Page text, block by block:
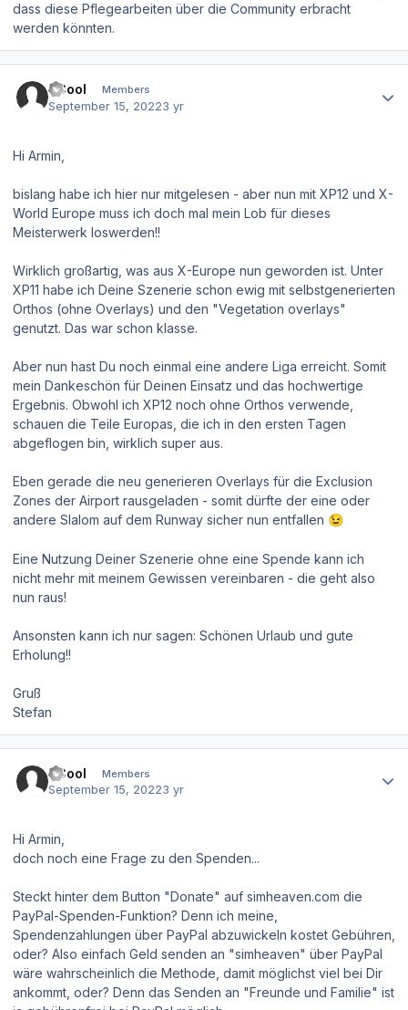
dass diese Pflegearbeiten über die Community erbracht
werden könnten.
JCool Members
September 15, 20223 yr
Hi Armin,
bislang habe ich hier nur mitgelesen - aber nun mit XP12 und X-
World Europe muss ich doch mal mein Lob für dieses
Meisterwerk loswerden!!
Wirklich großartig, was aus X-Europe nun geworden ist. Unter
XP11 habe ich Deine Szenerie schon ewig mit selbstgenerierten
Orthos (ohne Overlays) und den "Vegetation overlays"
genutzt. Das war schon klasse.
Aber nun hast Du noch einmal eine andere Liga erreicht. Somit
mein Dankeschön für Deinen Einsatz und das hochwertige
Ergebnis. Obwohl ich XP12 noch ohne Orthos verwende,
schauen die Teile Europas, die ich in den ersten Tagen
abgeflogen bin, wirklich super aus.
Eben gerade die neu generieren Overlays für die Exclusion
Zones der Airport rausgeladen - somit dürfte der eine oder
andere Slalom auf dem Runway sicher nun entfallen 😉
Eine Nutzung Deiner Szenerie ohne eine Spende kann ich
nicht mehr mit meinem Gewissen vereinbaren - die geht also
nun raus!
Ansonsten kann ich nur sagen: Schönen Urlaub und gute
Erholung!!
Gruß
Stefan
JCool Members
September 15, 20223 yr
Hi Armin,
doch noch eine Frage zu den Spenden...
Steckt hinter dem Button "Donate" auf simheaven.com die
PayPal-Spenden-Funktion? Denn ich meine,
Spendenzahlungen über PayPal abzuwickeln kostet Gebühren,
oder? Also einfach Geld senden an "simheaven" über PayPal
wäre wahrscheinlich die Methode, damit möglichst viel bei Dir
ankommt, oder? Denn das Senden an "Freunde und Familie" ist